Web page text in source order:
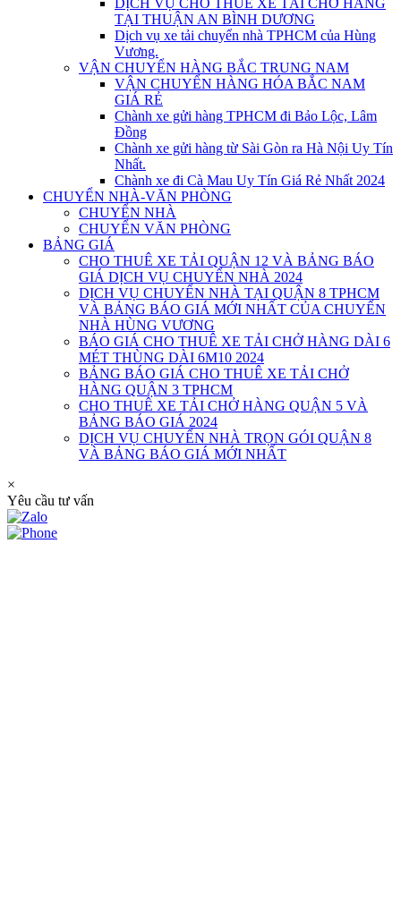
DỊCH VỤ CHO THUÊ XE TẢI CHỞ HÀNG
TẠI THUẬN AN BÌNH DƯƠNG
Dịch vụ xe tải chuyển nhà TPHCM của Hùng
Vương.
VẬN CHUYỂN HÀNG BẮC TRUNG NAM
VẬN CHUYỂN HÀNG HÓA BẮC NAM
GIÁ RẺ
Chành xe gửi hàng TPHCM đi Bảo Lộc, Lâm
Đồng
Chành xe gửi hàng từ Sài Gòn ra Hà Nội Uy Tín
Nhất.
Chành xe đi Cà Mau Uy Tín Giá Rẻ Nhất 2024
CHUYỂN NHÀ-VĂN PHÒNG
CHUYỂN NHÀ
CHUYỂN VĂN PHÒNG
BẢNG GIÁ
CHO THUÊ XE TẢI QUẬN 12 VÀ BẢNG BÁO
GIÁ DỊCH VỤ CHUYỂN NHÀ 2024
DỊCH VỤ CHUYỂN NHÀ TẠI QUẬN 8 TPHCM
VÀ BẢNG BÁO GIÁ MỚI NHẤT CỦA CHUYỂN
NHÀ HÙNG VƯƠNG
BÁO GIÁ CHO THUÊ XE TẢI CHỞ HÀNG DÀI 6
MÉT THÙNG DÀI 6M10 2024
BẢNG BÁO GIÁ CHO THUÊ XE TẢI CHỞ
HÀNG QUẬN 3 TPHCM
CHO THUÊ XE TẢI CHỞ HÀNG QUẬN 5 VÀ
BẢNG BÁO GIÁ 2024
DỊCH VỤ CHUYỂN NHÀ TRỌN GÓI QUẬN 8
VÀ BẢNG BÁO GIÁ MỚI NHẤT
×
Yêu cầu tư vấn